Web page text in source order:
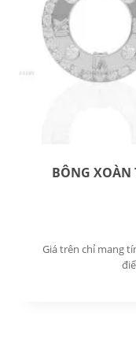
BÔNG XOÀN
Giá trên chỉ mang